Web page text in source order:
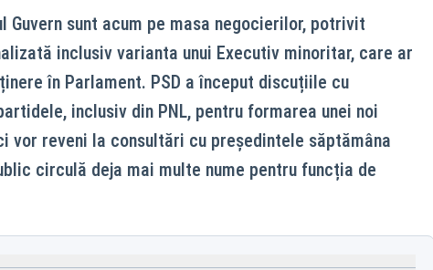
Guvern sunt acum pe masa negocierilor, potrivit
inclusiv varianta unui Executiv minoritar, care ar
în Parlament. PSD a început discuțiile cu
inclusiv din PNL, pentru formarea unei noi
reveni la consultări cu președintele săptămâna
circulă deja mai multe nume pentru funcția de